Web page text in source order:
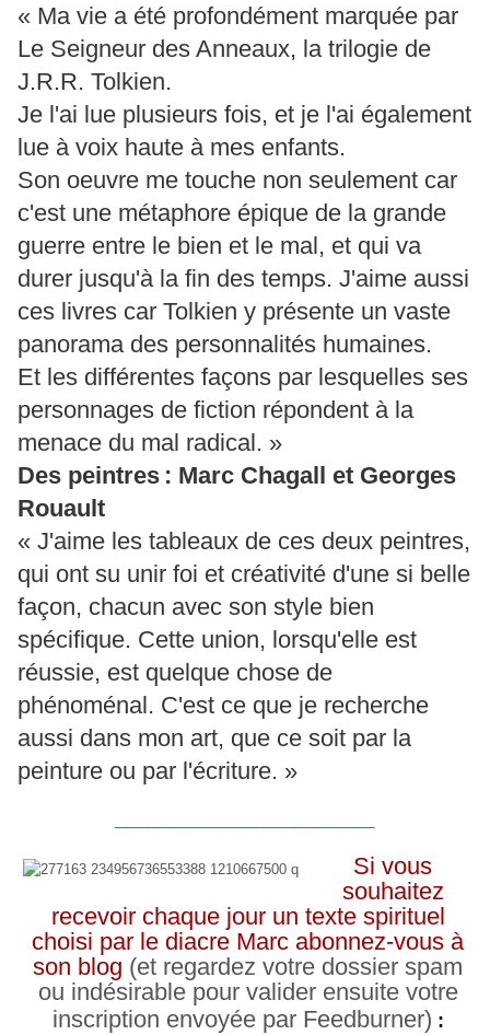
« Ma vie a été profondément marquée par
Le Seigneur des Anneaux, la trilogie de
J.R.R. Tolkien.
Je l'ai lue plusieurs fois, et je l'ai également
lue à voix haute à mes enfants.
Son oeuvre me touche non seulement car
c'est une métaphore épique de la grande
guerre entre le bien et le mal, et qui va
durer jusqu'à la fin des temps. J'aime aussi
ces livres car Tolkien y présente un vaste
panorama des personnalités humaines.
Et les différentes façons par lesquelles ses
personnages de fiction répondent à la
menace du mal radical. »
Des peintres : Marc Chagall et Georges
Rouault
« J'aime les tableaux de ces deux peintres,
qui ont su unir foi et créativité d'une si belle
façon, chacun avec son style bien
spécifique. Cette union, lorsqu'elle est
réussie, est quelque chose de
phénoménal. C'est ce que je recherche
aussi dans mon art, que ce soit par la
peinture ou par l'écriture. »
Si vous
souhaitez
recevoir chaque jour un texte spirituel
choisi par le diacre Marc abonnez-vous à
son blog (et regardez votre dossier spam
ou indésirable pour valider ensuite votre
inscription envoyée par Feedburner) :